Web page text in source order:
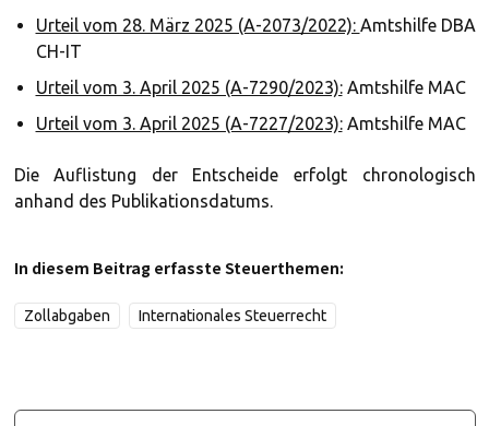
Urteil vom 28. März 2025 (A-2073/2022): Amtshilfe DBA
CH-IT
Urteil vom 3. April 2025 (A-7290/2023):Amtshilfe MAC
Urteil vom 3. April 2025 (A-7227/2023):Amtshilfe MAC
Die Auflistung der Entscheide erfolgt chronologisch
anhand des Publikationsdatums.
In diesem Beitrag erfasste Steuerthemen:
Zollabgaben Internationales Steuerrecht